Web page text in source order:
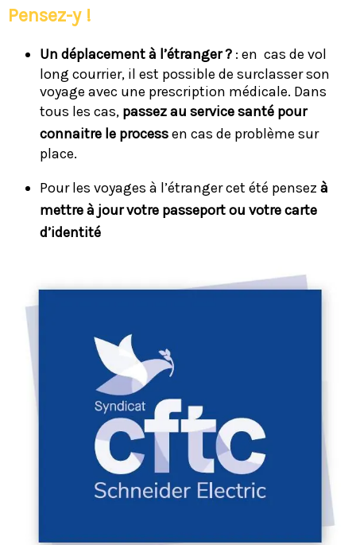
Pensez-y !
Un déplacement à l’étranger ? : en cas de vol
long courrier, il est possible de surclasser son
voyage avec une prescription médicale. Dans
tous les cas, passez au service santé pour
connaitre le processen cas de problème sur
place.
Pour les voyages à l’étranger cet été pensez à
mettre à jour votre passeport ou votre carte
d’identité